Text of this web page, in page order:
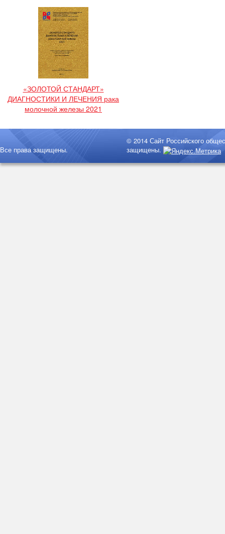
«ЗОЛОТОЙ СТАНДАРТ»
ДИАГНОСТИКИ И ЛЕЧЕНИЯ рака
молочной железы 2021
Все права защищены.
© 2014 Сайт Российского
защищены.